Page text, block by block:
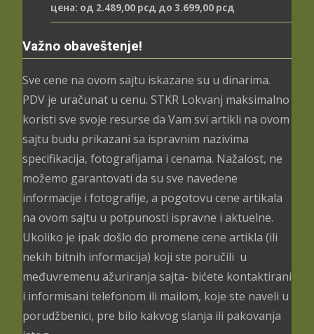
цена: од 2.489,00 рсд до 3.699,00 рсд
Važno obaveštenje!
Sve cene na ovom sajtu iskazane su u dinarima.
PDV je uračunat u cenu. STKR Lokvanj maksimalno
koristi sve svoje resurse da Vam svi artikli na ovom
sajtu budu prikazani sa ispravnim nazivima
specifikacija, fotografijama i cenama. Nažalost, ne
možemo garantovati da su sve navedene
informacije i fotografije, a pogotovu cene artikala
na ovom sajtu u potpunosti ispravne i aktuelne.
Ukoliko je ipak došlo do promene cene artikla (ili
nekih bitnih informacija) koji ste poručili u
međuvremenu ažuriranja sajta- bićete kontaktirani
i informisani telefonom ili mailom, koje ste naveli u
porudžbenici, pre bilo kakvog slanja ili pakovanja